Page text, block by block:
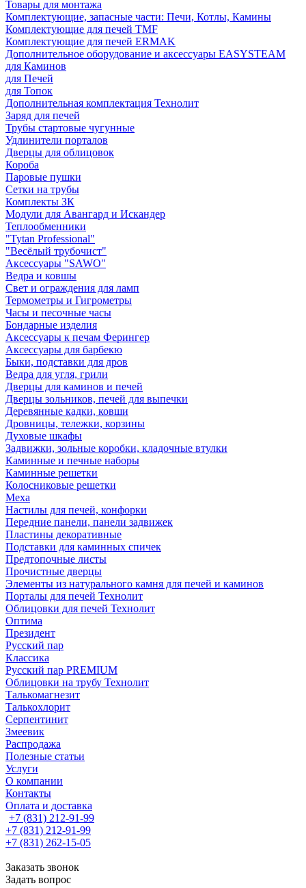
Товары для монтажа
Комплектующие, запасные части: Печи, Котлы, Камины
Комплектующие для печей TMF
Комплектующие для печей ERMAK
Дополнительное оборудование и аксессуары EASYSTEAM
для Каминов
для Печей
для Топок
Дополнительная комплектация Технолит
Заряд для печей
Трубы стартовые чугунные
Удлинители порталов
Дверцы для облицовок
Короба
Паровые пушки
Сетки на трубы
Комплекты ЗК
Модули для Авангард и Искандер
Теплообменники
"Tytan Professional"
"Весёлый трубочист"
Аксессуары "SAWO"
Ведра и ковшы
Свет и ограждения для ламп
Термометры и Гигрометры
Часы и песочные часы
Бондарные изделия
Аксессуары к печам Ферингер
Аксессуары для барбекю
Быки, подставки для дров
Ведра для угля, грили
Дверцы для каминов и печей
Дверцы зольников, печей для выпечки
Деревянные кадки, ковши
Дровницы, тележки, корзины
Духовые шкафы
Задвижки, зольные коробки, кладочные втулки
Каминные и печные наборы
Каминные решетки
Колосниковые решетки
Меха
Настилы для печей, конфорки
Передние панели, панели задвижек
Пластины декоративные
Подставки для каминных спичек
Предтопочные листы
Прочистные дверцы
Элементы из натурального камня для печей и каминов
Порталы для печей Технолит
Облицовки для печей Технолит
Оптима
Президент
Русский пар
Классика
Русский пар PREMIUM
Облицовки на трубу Технолит
Талькомагнезит
Талькохлорит
Серпентинит
Змеевик
Распродажа
Полезные статьи
Услуги
О компании
Контакты
Оплата и доставка
+7 (831) 212-91-99
+7 (831) 212-91-99
+7 (831) 262-15-05
Заказать звонок
Задать вопрос